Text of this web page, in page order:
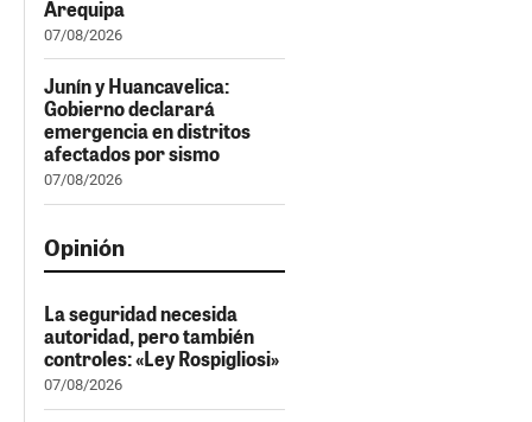
Arequipa
07/08/2026
Junín y Huancavelica:
Gobierno declarará
emergencia en distritos
afectados por sismo
07/08/2026
Opinión
La seguridad necesida
autoridad, pero también
controles: «Ley Rospigliosi»
07/08/2026